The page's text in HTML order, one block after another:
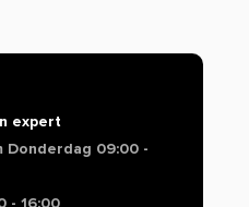
expert
Donderdag 09:00 -
- 16:00